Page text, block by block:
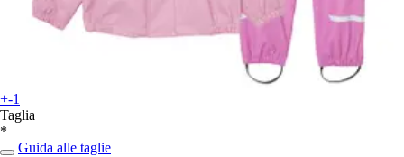
+-1
Taglia
*
Guida alle taglie